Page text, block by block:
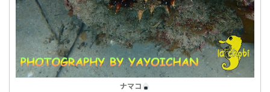
ナマコ